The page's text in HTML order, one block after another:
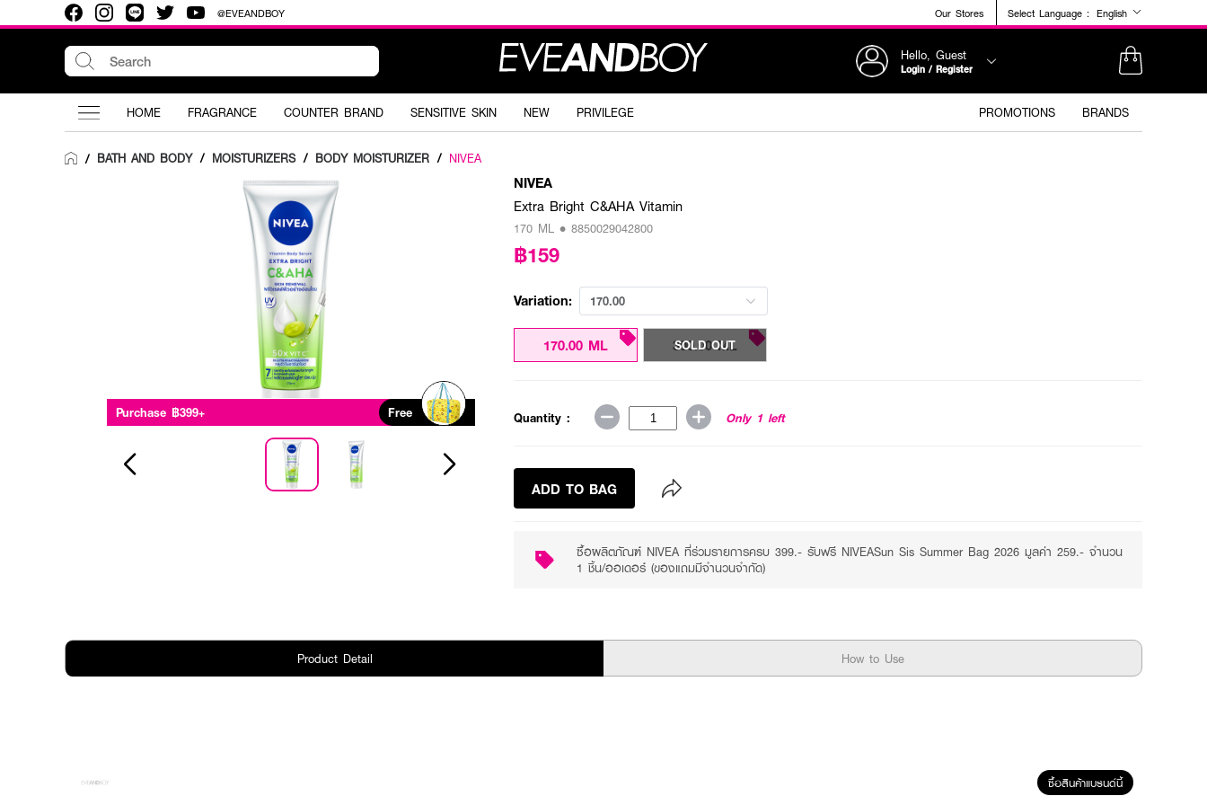
@EVEANDBOY Our Stores Select Language : English
Hello, Guest
Login / Register
HOME FRAGRANCE COUNTER BRAND SENSITIVE SKIN NEW PRIVILEGE PROMOTIONS BRANDS
/ BATH AND BODY / MOISTURIZERS / BODY MOISTURIZER / NIVEA
Purchase ฿399+ Free Purchase ฿399+
NIVEA
Extra Bright C&AHA Vitamin
170 ML • 8850029042800
฿159
Variation: 170.00
170.00 ML 300.00 ML
SOLD OUT
Quantity : Only 1 left
ADD TO BAG
ซื้อผลิตภัณฑ์ NIVEA ที่ร่วมรายการครบ 399.- รับฟรี NIVEASun Sis Summer Bag 2026 มูลค่า 259.- จำนวน
1 ชิ้น/ออเดอร์ (ของแถมมีจำนวนจำกัด)
Product Detail How to Use
ซื้อสินค้าแบรนด์นี้